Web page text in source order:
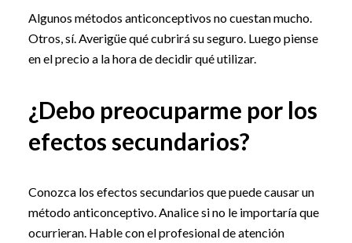
Algunos métodos anticonceptivos no cuestan mucho.
Otros, sí. Averigüe qué cubrirá su seguro. Luego piense
en el precio a la hora de decidir qué utilizar.
¿Debo preocuparme por los
efectos secundarios?
Conozca los efectos secundarios que puede causar un
método anticonceptivo. Analice si no le importaría que
ocurrieran. Hable con el profesional de atención